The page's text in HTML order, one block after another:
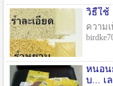
วิธืใช้
ความ
หนอน
บ... เ